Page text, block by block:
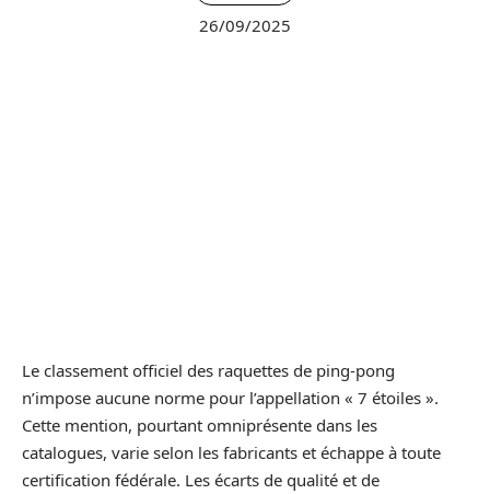
26/09/2025
Le classement officiel des raquettes de ping-pong
n’impose aucune norme pour l’appellation « 7 étoiles ».
Cette mention, pourtant omniprésente dans les
catalogues, varie selon les fabricants et échappe à toute
certification fédérale. Les écarts de qualité et de